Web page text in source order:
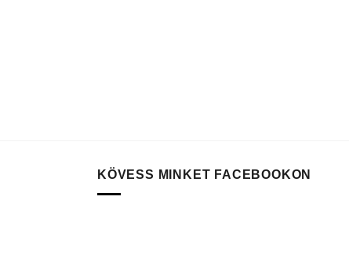
KÖVESS MINKET FACEBOOKON